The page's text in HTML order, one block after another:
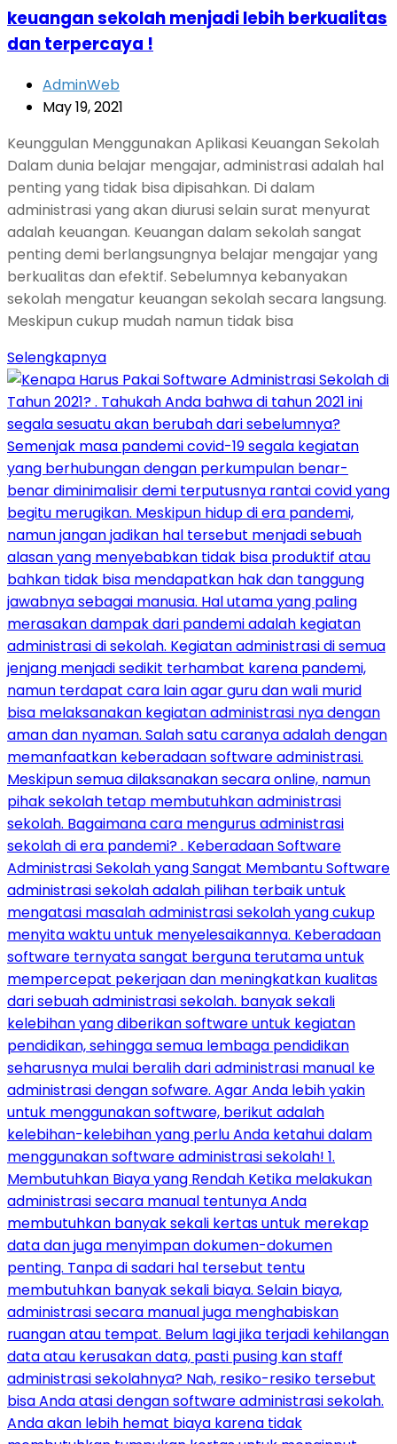
keuangan sekolah menjadi lebih berkualitas
dan terpercaya !
AdminWeb
May 19, 2021
Keunggulan Menggunakan Aplikasi Keuangan Sekolah
Dalam dunia belajar mengajar, administrasi adalah hal
penting yang tidak bisa dipisahkan. Di dalam
administrasi yang akan diurusi selain surat menyurat
adalah keuangan. Keuangan dalam sekolah sangat
penting demi berlangsungnya belajar mengajar yang
berkualitas dan efektif. Sebelumnya kebanyakan
sekolah mengatur keuangan sekolah secara langsung.
Meskipun cukup mudah namun tidak bisa
Selengkapnya